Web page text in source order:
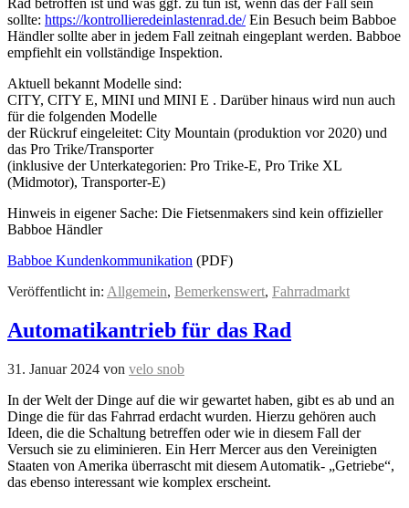
Rad betroffen ist und was ggf. zu tun ist, wenn das der Fall sein
sollte: https://kontrollieredeinlastenrad.de/Ein Besuch beim Babboe
Händler sollte aber in jedem Fall zeitnah eingeplant werden. Babboe
empfiehlt ein vollständige Inspektion.
Aktuell bekannt Modelle sind:
CITY, CITY E, MINI und MINI E . Darüber hinaus wird nun auch
für die folgenden Modelle
der Rückruf eingeleitet: City Mountain (produktion vor 2020) und
das Pro Trike/Transporter
(inklusive der Unterkategorien: Pro Trike-E, Pro Trike XL
(Midmotor), Transporter-E)
Hinweis in eigener Sache: Die Fietsenmakers sind kein offizieller
Babboe Händler
Babboe Kundenkommunikation (PDF)
Veröffentlicht in: Allgemein, Bemerkenswert, Fahrradmarkt
Automatikantrieb für das Rad
31. Januar 2024 von velo snob
In der Welt der Dinge auf die wir gewartet haben, gibt es ab und an
Dinge die für das Fahrrad erdacht wurden. Hierzu gehören auch
Ideen, die die Schaltung betreffen oder wie in diesem Fall der
Versuch sie zu eliminieren. Ein Herr Mercer aus den Vereinigten
Staaten von Amerika überrascht mit diesem Automatik- „Getriebe“,
das ebenso interessant wie komplex erscheint.